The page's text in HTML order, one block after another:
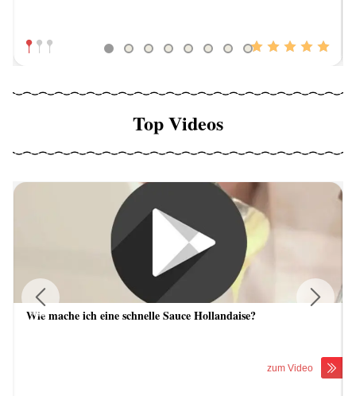
Top Videos
Wie mache ich eine schnelle Sauce Hollandaise?
zum Video
Previous